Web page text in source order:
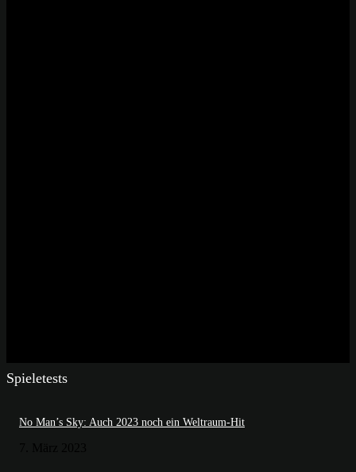
Spieletests
No Man’s Sky: Auch 2023 noch ein Weltraum-Hit